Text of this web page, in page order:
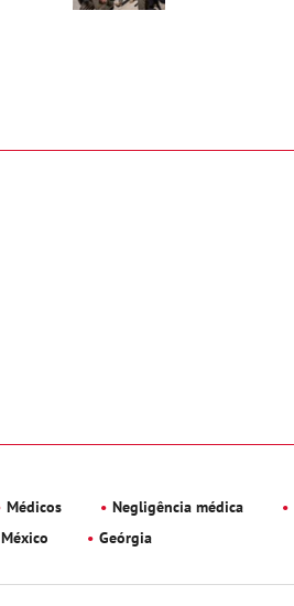
Médicos
Negligência médica
México Geórgia